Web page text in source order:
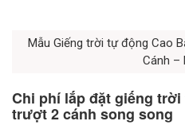
Mẫu Giếng trời tự động Cao
Cánh –
Chi phí lắp đặt giếng
trượt 2 cánh song song